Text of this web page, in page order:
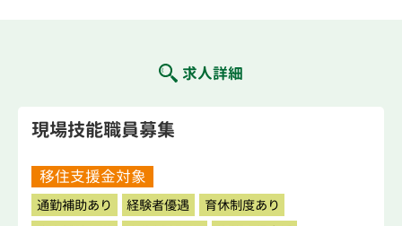
求人詳細
現場技能職員募集
移住支援金対象
通勤補助あり 経験者優遇
育休制度あり